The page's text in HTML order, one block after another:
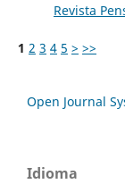
Revista
1 2 3 4 5 > >>
Open Journal
Idioma